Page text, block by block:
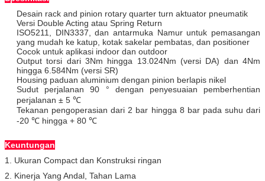
Desain rack and pinion rotary quarter turn aktuator pneumatik
Versi Double Acting atau Spring Return
ISO5211, DIN3337, dan antarmuka Namur untuk pemasangan
yang mudah ke katup, kotak sakelar pembatas, dan positioner
Cocok untuk aplikasi indoor dan outdoor
Output torsi dari 3Nm hingga 13.024Nm (versi DA) dan 4Nm
hingga 6.584Nm (versi SR)
Housing paduan aluminium dengan pinion berlapis nikel
Sudut perjalanan 90 ° dengan penyesuaian pemberhentian
perjalanan ± 5 ℃
Tekanan pengoperasian dari 2 bar hingga 8 bar pada suhu dari
-20 ℃ hingga + 80 ℃
Keuntungan
1. Ukuran Compact dan Konstruksi ringan
2. Kinerja Yang Andal, Tahan Lama